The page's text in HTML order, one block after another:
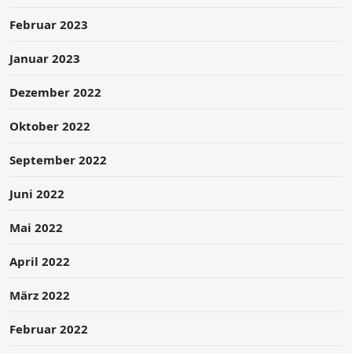
Februar 2023
Januar 2023
Dezember 2022
Oktober 2022
September 2022
Juni 2022
Mai 2022
April 2022
März 2022
Februar 2022